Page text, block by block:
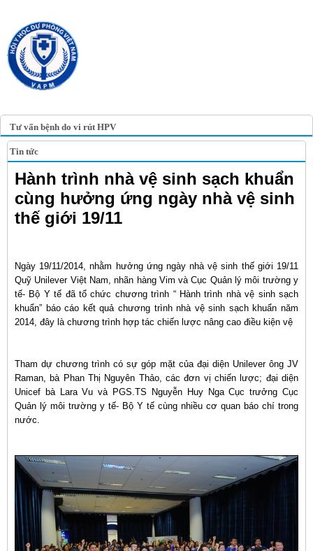
Tư vấn bệnh do vi rút HPV
Tin tức
Hành trình nhà vệ sinh sạch khuẩn
cùng hưởng ứng ngày nhà vệ sinh
thế giới 19/11
Ngày 19/11/2014, nhằm hưởng ứng ngày nhà vệ sinh thế giới 19/11
Quỹ Unilever Việt Nam, nhãn hàng Vim và Cục Quản lý môi trường y
tế- Bộ Y tế đã tổ chức chương trình “ Hành trình nhà vệ sinh sạch
khuẩn” báo cáo kết quả chương trình nhà vệ sinh sạch khuẩn năm
2014, đây là chương trình hợp tác chiến lược nâng cao điều kiện vệ
Tham dự chương trình có sự góp mặt của đại diện Unilever ông JV
Raman, bà Phan Thị Nguyên Thảo, các đơn vị chiến lược; đại diện
Unicef bà Lara Vu và PGS.TS Nguyễn Huy Nga Cục trưởng Cục
Quản lý môi trường y tế- Bộ Y tế cùng nhiều cơ quan báo chí trong
nước.